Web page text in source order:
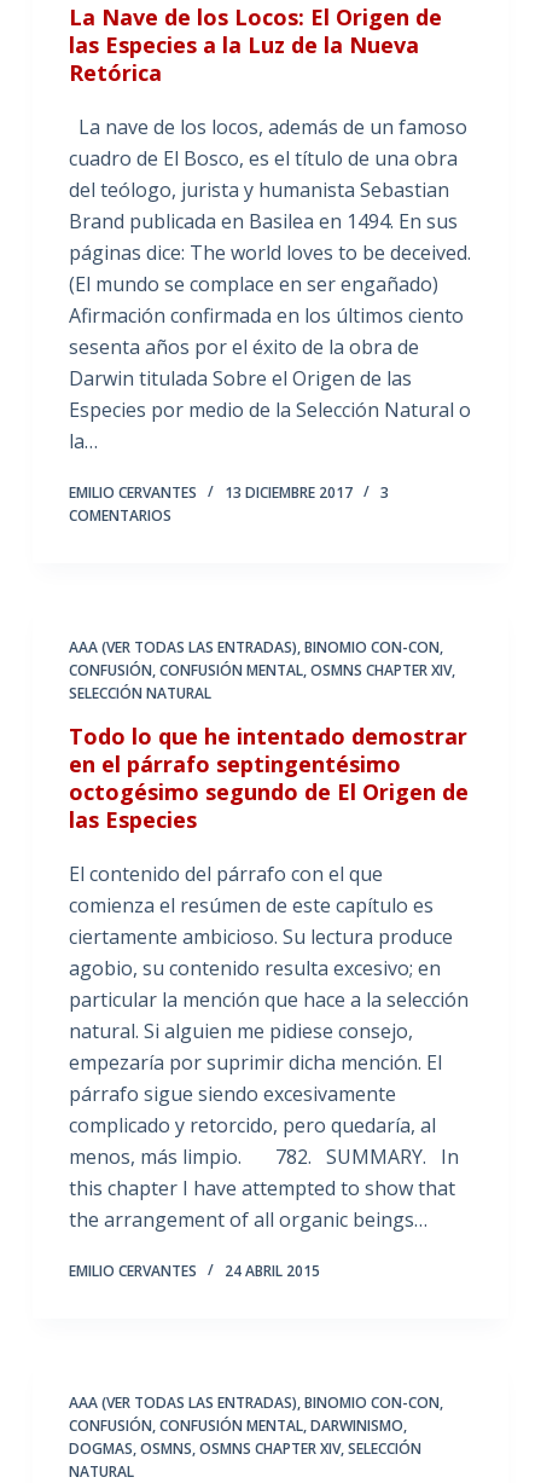
La Nave de los Locos: El Origen de
las Especies a la Luz de la Nueva
Retórica
La nave de los locos, además de un famoso
cuadro de El Bosco, es el título de una obra
del teólogo, jurista y humanista Sebastian
Brand publicada en Basilea en 1494. En sus
páginas dice: The world loves to be deceived.
(El mundo se complace en ser engañado)
Afirmación confirmada en los últimos ciento
sesenta años por el éxito de la obra de
Darwin titulada Sobre el Origen de las
Especies por medio de la Selección Natural o
la…
EMILIO CERVANTES 13 DICIEMBRE 2017
3
COMENTARIOS
AAA (VER TODAS LAS ENTRADAS),BINOMIO CON-CON,
CONFUSIÓN,CONFUSIÓN MENTAL,OSMNS CHAPTER XIV,
SELECCIÓN NATURAL
Todo lo que he intentado demostrar
en el párrafo septingentésimo
octogésimo segundo de El Origen de
las Especies
El contenido del párrafo con el que
comienza el resúmen de este capítulo es
ciertamente ambicioso. Su lectura produce
agobio, su contenido resulta excesivo; en
particular la mención que hace a la selección
natural. Si alguien me pidiese consejo,
empezaría por suprimir dicha mención. El
párrafo sigue siendo excesivamente
complicado y retorcido, pero quedaría, al
menos, más limpio. 782. SUMMARY. In
this chapter I have attempted to show that
the arrangement of all organic beings…
EMILIO CERVANTES 24 ABRIL 2015
AAA (VER TODAS LAS ENTRADAS),BINOMIO CON-CON,
CONFUSIÓN,CONFUSIÓN MENTAL,DARWINISMO,
DOGMAS,OSMNS,OSMNS CHAPTER XIV,SELECCIÓN
NATURAL